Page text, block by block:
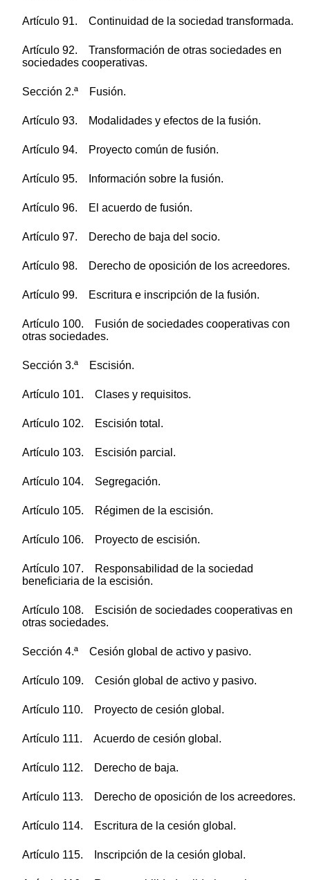
Artículo 91. Continuidad de la sociedad transformada.
Artículo 92. Transformación de otras sociedades en
sociedades cooperativas.
Sección 2.ª Fusión.
Artículo 93. Modalidades y efectos de la fusión.
Artículo 94. Proyecto común de fusión.
Artículo 95. Información sobre la fusión.
Artículo 96. El acuerdo de fusión.
Artículo 97. Derecho de baja del socio.
Artículo 98. Derecho de oposición de los acreedores.
Artículo 99. Escritura e inscripción de la fusión.
Artículo 100. Fusión de sociedades cooperativas con
otras sociedades.
Sección 3.ª Escisión.
Artículo 101. Clases y requisitos.
Artículo 102. Escisión total.
Artículo 103. Escisión parcial.
Artículo 104. Segregación.
Artículo 105. Régimen de la escisión.
Artículo 106. Proyecto de escisión.
Artículo 107. Responsabilidad de la sociedad
beneficiaria de la escisión.
Artículo 108. Escisión de sociedades cooperativas en
otras sociedades.
Sección 4.ª Cesión global de activo y pasivo.
Artículo 109. Cesión global de activo y pasivo.
Artículo 110. Proyecto de cesión global.
Artículo 111. Acuerdo de cesión global.
Artículo 112. Derecho de baja.
Artículo 113. Derecho de oposición de los acreedores.
Artículo 114. Escritura de la cesión global.
Artículo 115. Inscripción de la cesión global.